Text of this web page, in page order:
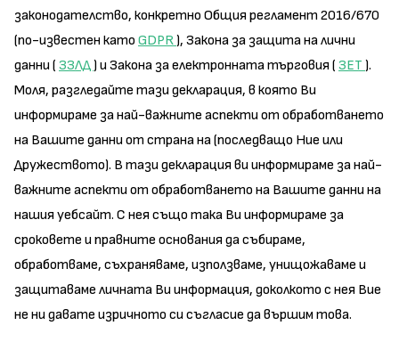
законодателство, конкретно Общия регламент 2016/670
(по-известен като GDPR), Закона за защита на лични
данни ( ЗЗЛД) и Закона за електронната търговия ( ЗЕТ ).
Моля, разгледайте тази декларация, в която Ви
информираме за най-важните аспекти от обработването
на Вашите данни от страна на (последващо Ние или
Дружеството). В тази декларация ви информираме за най-
важните аспекти от обработването на Вашите данни на
нашия уебсайт. С нея също така Ви информираме за
сроковете и правните основания да събираме,
обработваме, съхраняваме, използваме, унищожаваме и
защитаваме личната Ви информация, доколкото с нея Вие
не ни давате изричното си съгласие да вършим това.